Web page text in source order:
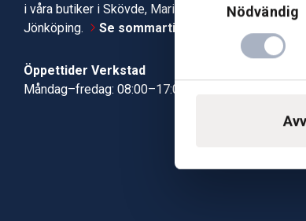
Nödvändig
i våra butiker i Skövde, Mariestad och
Jönköping.
Se sommartiderna här
Öppettider Verkstad
Måndag–fredag: 08:00–17:00